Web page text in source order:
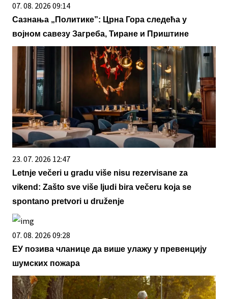
07. 08. 2026 09:14
Сазнања „Политике”: Црна Гора следећа у
војном савезу Загреба, Тиране и Приштине
23. 07. 2026 12:47
Letnje večeri u gradu više nisu rezervisane za
vikend: Zašto sve više ljudi bira večeru koja se
spontano pretvori u druženje
07. 08. 2026 09:28
ЕУ позива чланице да више улажу у превенцију
шумских пожара